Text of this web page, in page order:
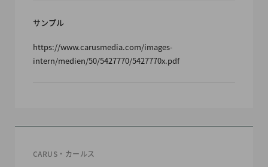
サンプル
https://www.carusmedia.com/images-
intern/medien/50/5427770/5427770x.pdf
CARUS・カールス